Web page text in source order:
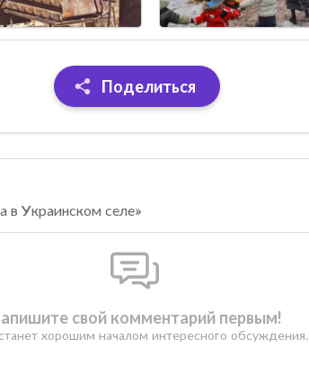
Поделиться
в Украинском селе»
свой комментарий первым!
хорошим началом интересного обсуждения.